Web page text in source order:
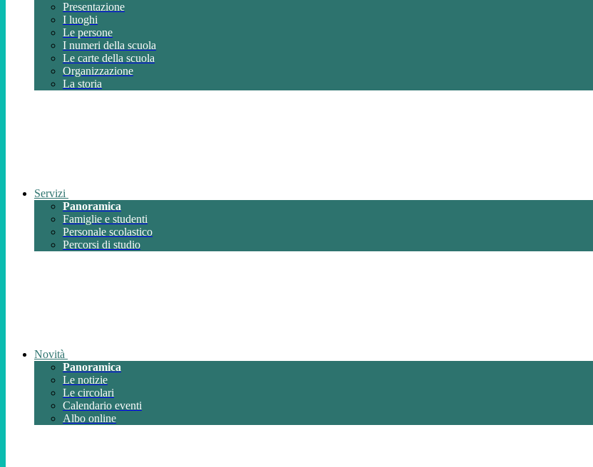
Presentazione
I luoghi
Le persone
I numeri della scuola
Le carte della scuola
Organizzazione
La storia
Servizi
Panoramica
Famiglie e studenti
Personale scolastico
Percorsi di studio
Novità
Panoramica
Le notizie
Le circolari
Calendario eventi
Albo online